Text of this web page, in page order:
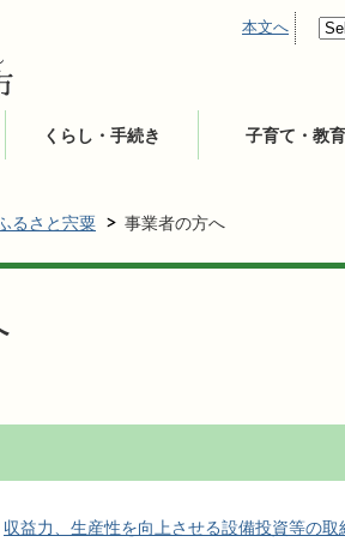
本文へ
くらし・手続き 子育て・教育
るさと宍粟 事業者の方へ
収益力、生産性を向上させる設備投資等の